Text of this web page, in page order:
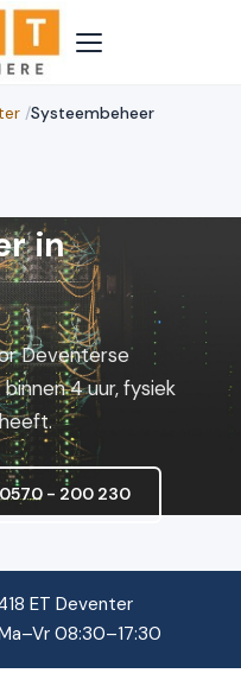
/Systeembeheer
in
Deventerse
4 uur, fysiek
0570 - 200 230
ET Deventer
08:30–17:30